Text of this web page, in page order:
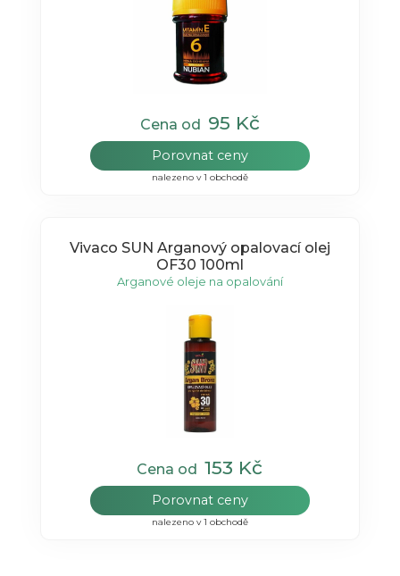
Cena od 95 Kč
Porovnat ceny
nalezeno v 1 obchodě
Vivaco SUN Arganový opalovací olej
OF30 100ml
Arganové oleje na opalování
Cena od153 Kč
Porovnat ceny
nalezeno v 1 obchodě